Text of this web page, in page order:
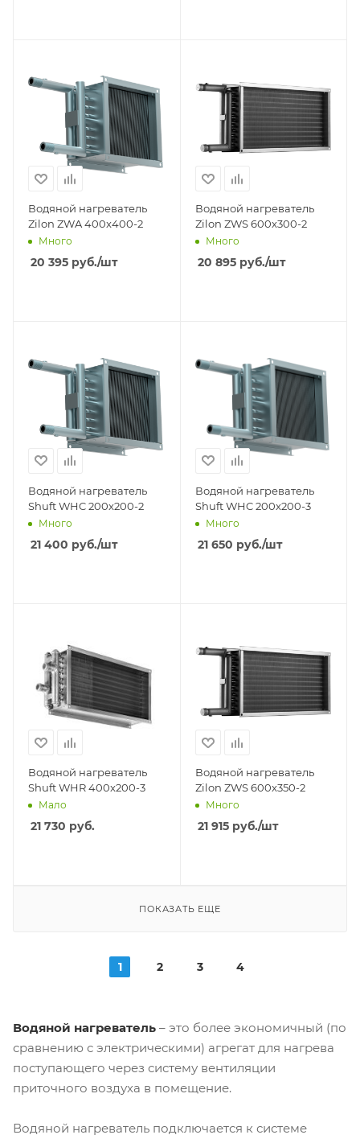
Водяной нагреватель
Zilon ZWA 400x400-2
Много
20 395 руб./шт
Водяной нагреватель
Zilon ZWS 600x300-2
Много
20 895руб./шт
Водяной нагреватель
Shuft WHC 200x200-2
Много
21 400 руб./шт
Водяной нагреватель
Shuft WHC 200x200-3
Много
21 650 руб./шт
Водяной нагреватель
Shuft WHR 400x200-3
Мало
21 730 руб.
Водяной нагреватель
Zilon ZWS 600x350-2
Много
21 915руб./шт
ПОКАЗАТЬ ЕЩЕ
1 2 3 4
Водяной нагреватель – это более экономичный (по
сравнению с электрическими) агрегат для нагрева
поступающего через систему вентиляции
приточного воздуха в помещение.
Водяной нагреватель подключается к системе